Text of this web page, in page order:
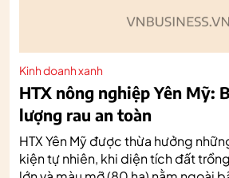
Kinh doanh xanh
HTX nông nghiệp Yên Mỹ:
lượng rau an toàn
HTX Yên Mỹ được thừa hưởng
kiện tự nhiên, khi diện tích đất